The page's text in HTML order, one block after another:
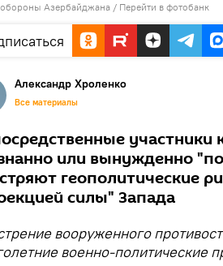
Азербайджана / Перейти в фотобанк
Александр Хроленко
Все материалы
участники
или вынужденно
геополитические
силы" Запада
вооруженного
военно-политические